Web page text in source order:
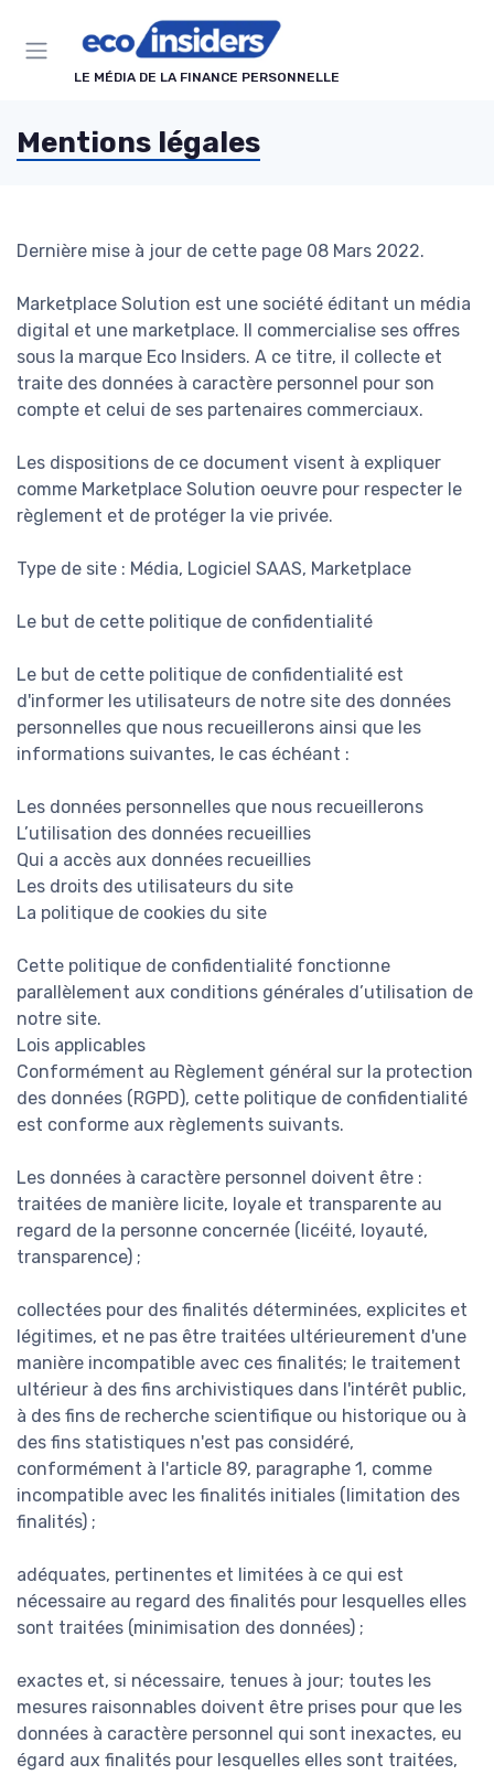
LE MÉDIA DE LA FINANCE PERSONNELLE
Mentions légales
Dernière mise à jour de cette page 08 Mars 2022.
Marketplace Solution est une société éditant un média
digital et une marketplace. Il commercialise ses offres
sous la marque Eco Insiders. A ce titre, il collecte et
traite des données à caractère personnel pour son
compte et celui de ses partenaires commerciaux.
Les dispositions de ce document visent à expliquer
comme Marketplace Solution oeuvre pour respecter le
règlement et de protéger la vie privée.
Type de site : Média, Logiciel SAAS, Marketplace
Le but de cette politique de confidentialité
Le but de cette politique de confidentialité est
d'informer les utilisateurs de notre site des données
personnelles que nous recueillerons ainsi que les
informations suivantes, le cas échéant :
Les données personnelles que nous recueillerons
L’utilisation des données recueillies
Qui a accès aux données recueillies
Les droits des utilisateurs du site
La politique de cookies du site
Cette politique de confidentialité fonctionne
parallèlement aux conditions générales d’utilisation de
notre site.
Lois applicables
Conformément au Règlement général sur la protection
des données (RGPD), cette politique de confidentialité
est conforme aux règlements suivants.
Les données à caractère personnel doivent être :
traitées de manière licite, loyale et transparente au
regard de la personne concernée (licéité, loyauté,
transparence) ;
collectées pour des finalités déterminées, explicites et
légitimes, et ne pas être traitées ultérieurement d'une
manière incompatible avec ces finalités; le traitement
ultérieur à des fins archivistiques dans l'intérêt public,
à des fins de recherche scientifique ou historique ou à
des fins statistiques n'est pas considéré,
conformément à l'article 89, paragraphe 1, comme
incompatible avec les finalités initiales (limitation des
finalités) ;
adéquates, pertinentes et limitées à ce qui est
nécessaire au regard des finalités pour lesquelles elles
sont traitées (minimisation des données) ;
exactes et, si nécessaire, tenues à jour; toutes les
mesures raisonnables doivent être prises pour que les
données à caractère personnel qui sont inexactes, eu
égard aux finalités pour lesquelles elles sont traitées,